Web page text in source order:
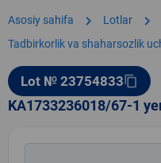
Asosiy sahifa chevron_right Lotlar chevron_right
Tadbirkorlik va shaharsozlik
Lot № 23754833content_copy
KA1733236018/67-1